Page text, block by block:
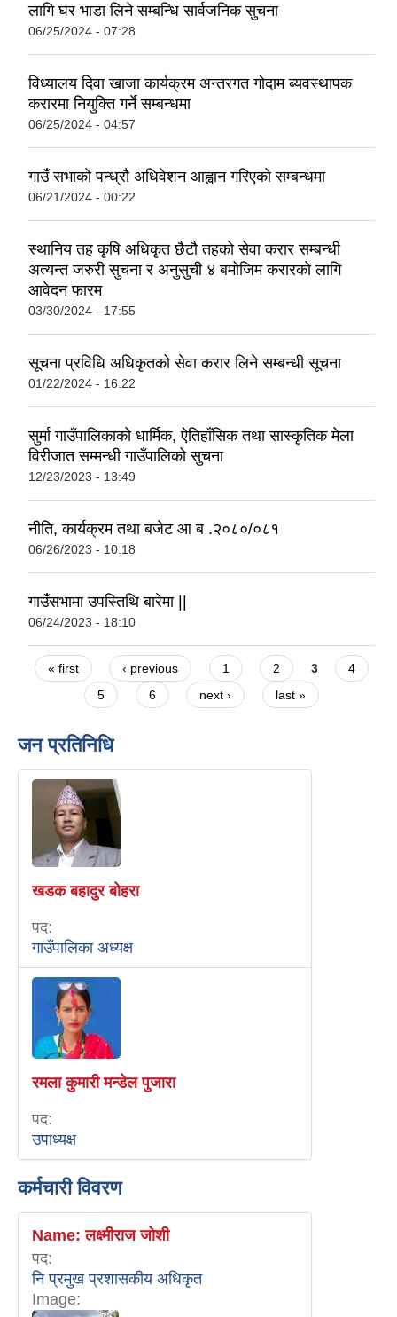
लागि घर भाडा लिने सम्बन्धि सार्वजनिक सुचना
06/25/2024 - 07:28
विध्यालय दिवा खाजा कार्यक्रम अन्तरगत गोदाम ब्यवस्थापक
करारमा नियुक्ति गर्ने सम्बन्धमा
06/25/2024 - 04:57
गाउँ सभाकाे पन्ध्रौ अधिवेशन आह्वान गरिएकाे सम्बन्धमा
06/21/2024 - 00:22
स्थानिय तह कृषि अधिकृत छैटौ तहकाे सेवा करार सम्बन्धी
अत्यन्त जरुरी सुचना र अनुसुची ४ बमोजिम करारकाे लागि
आवेदन फारम
03/30/2024 - 17:55
सूचना प्रविधि अधिकृतको सेवा करार लिने सम्बन्धी सूचना
01/22/2024 - 16:22
सुर्मा गाउँपालिकाको धार्मिक, ऐतिहाँसिक तथा सास्कृतिक मेला
विरीजात सम्मन्धी गाउँपालिको सुचना
12/23/2023 - 13:49
नीति, कार्यक्रम तथा बजेट आ ब .२०८०/०८१
06/26/2023 - 10:18
गाउँसभामा उपस्तिथि बारेमा ||
06/24/2023 - 18:10
Pages
« first ‹ previous 1 2 3
4
5
6 next › last »
जन प्रतिनिधि
खडक बहादुर बोहरा
पद:
गाउँपालिका अध्यक्ष
रमला कुमारी मन्डेल पुजारा
पद:
उपाध्यक्ष
कर्मचारी विवरण
Name:लक्ष्मीराज जोशी
पद:
नि प्रमुख प्रशासकीय अधिकृत
Image: